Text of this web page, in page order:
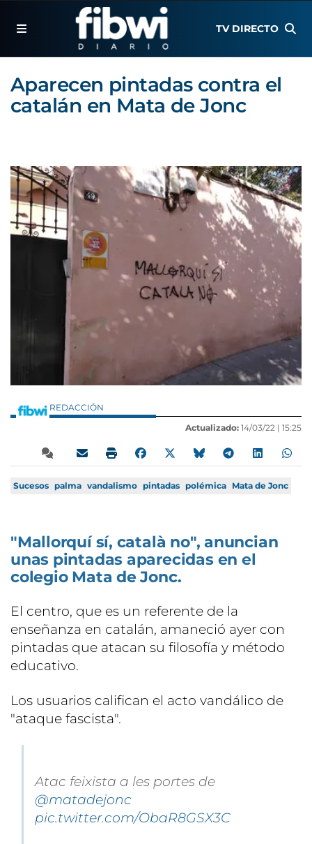
TV DIRECTO
Aparecen pintadas contra el
catalán en Mata de Jonc
REDACCIÓN
Actualizado: 14/03/22 | 15:25
Sucesos palma vandalismo pintadas polémica Mata de Jonc
"Mallorquí sí, català no", anuncian
unas pintadas aparecidas en el
colegio Mata de Jonc.
El centro, que es un referente de la
enseñanza en catalán, amaneció ayer con
pintadas que atacan su filosofía y método
educativo.
Los usuarios califican el acto vandálico de
"ataque fascista".
Atac feixista a les portes de
@matadejonc
pic.twitter.com/ObaR8GSX3C